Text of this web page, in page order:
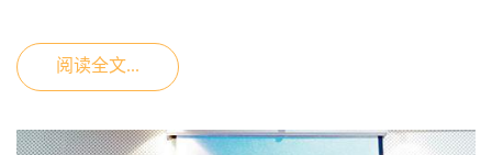
阅读全文...